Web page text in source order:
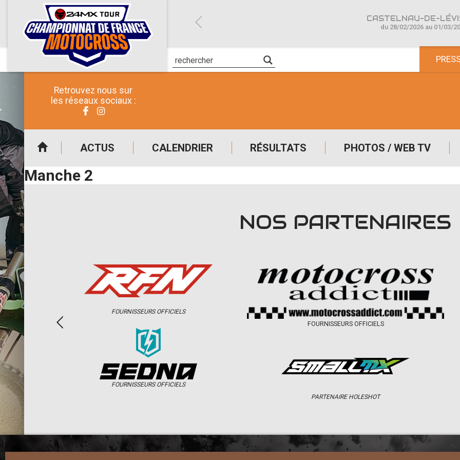
Retrouvez nous sur
les réseaux sociaux :
ACTUS CALENDRIER RÉSULTATS PHOTOS / WEB TV
CASTELNAU-DE-
du 28/02/2026 au 01/03/
Manche 2
NOS PARTENAIRES
FOURNISSEURS OFFICIELS
FOURNISSEURS OFFICIELS
FOURNISSEURS OFFICIELS
PARTENAIRE HOLESHOT